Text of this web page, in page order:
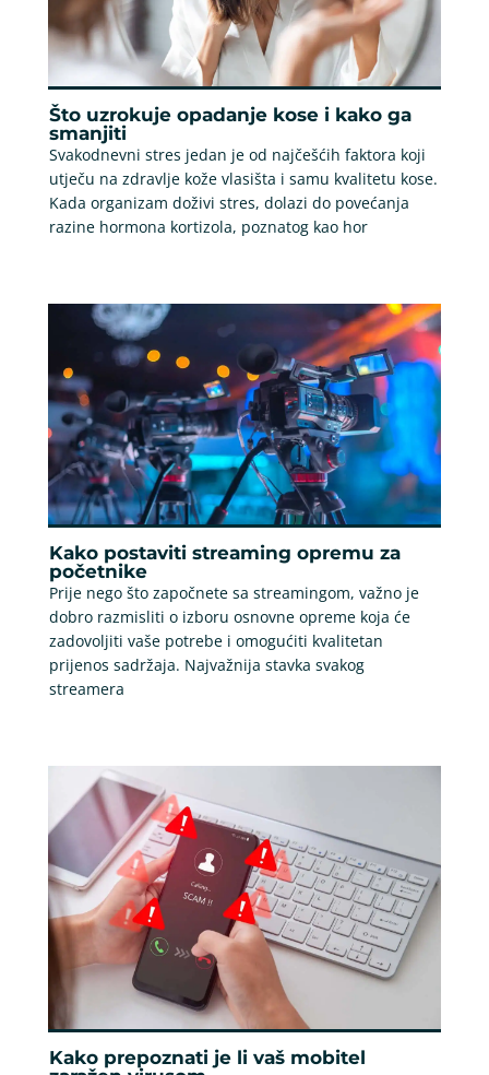
Što uzrokuje opadanje kose i kako ga
smanjiti
Svakodnevni stres jedan je od najčešćih faktora koji
utječu na zdravlje kože vlasišta i samu kvalitetu kose.
Kada organizam doživi stres, dolazi do povećanja
razine hormona kortizola, poznatog kao hor
Kako postaviti streaming opremu za
početnike
Prije nego što započnete sa streamingom, važno je
dobro razmisliti o izboru osnovne opreme koja će
zadovoljiti vaše potrebe i omogućiti kvalitetan
prijenos sadržaja. Najvažnija stavka svakog
streamera
Kako prepoznati je li vaš mobitel